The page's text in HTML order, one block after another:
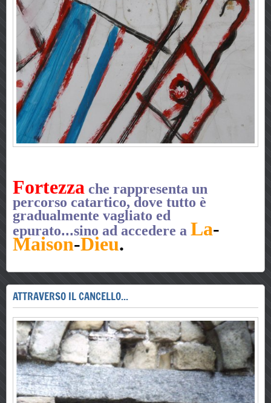
Fortezza che rappresenta un
percorso catartico, dove tutto è
gradualmente vagliato ed
epurato...sino ad accedere a La-
Maison-Dieu.
ATTRAVERSO IL CANCELLO...